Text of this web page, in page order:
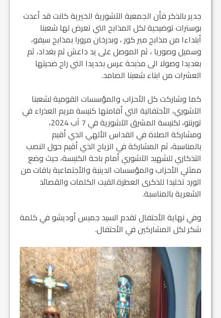
جدير بالذكر فأن الجمعية الآشورية الخيرية كانت قد أعدت
بوسترات توضيحية لكل المذابح التي تعرض لها شعبنا
أبتداءا من مذابح مير كور ، وبدرخان مرورا بمذابح سيفو،
وسميل وصوريا ، ثم الموصل على يد داعش ثم بغداد، ثم
بغديدا وصولا الى مذبحة عرس بخديدا التي راح ضحيتها
العشرات من ابناء شعبنا الصامد.
كما وشاركت كل الأحزاب والمؤسسات القومية لشعبنا
الآشوري، الأحتفالية التي أقامتها كنيسة مريم العذراء في
تورنتو، لكنيسة المشرق الآشورية في 7 آب 2024،
ومشاركة الصلاة في القداس الألهي الذي أقيم
بالمناسبة، ثم المشاركة في الزياح الذي أقيم حول النصب
التذكاري للشهيد الآشوري أمام باحة الكنيسة، حيث وضع
ممثلي الأحزاب والمؤسسات الدينية والأجتماعية باقات من
الورد تخليدا للذكرى العطرة.القيت الكلمات والقصائد
الشعرية بالمناسبة.
وفي نهاية الأحتفال تقدم السيد جميس أوديشو في كلمة
شكر لكل المشاركين في الأحتفال.